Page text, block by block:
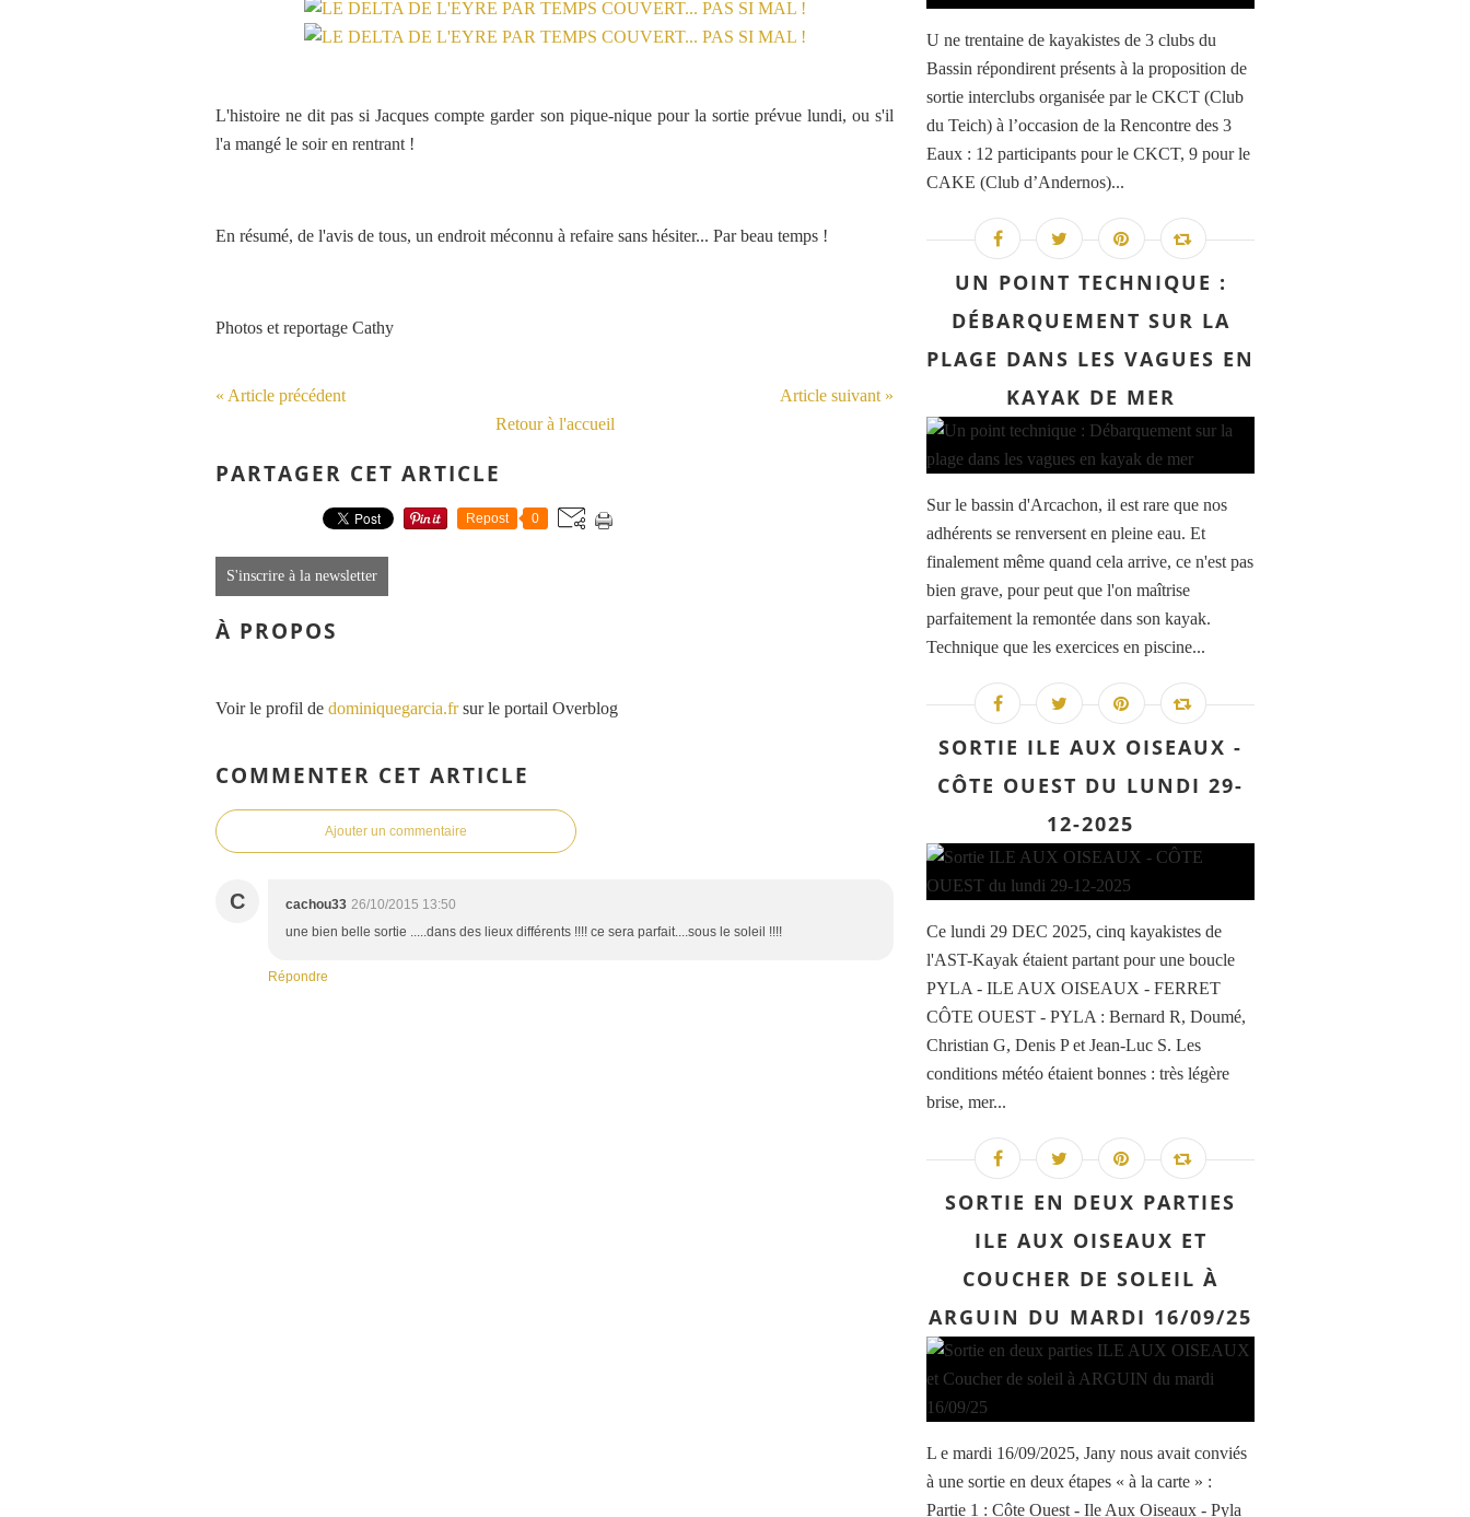
L'histoire ne dit pas si Jacques compte garder son pique-nique pour la sortie prévue lundi, ou s'il
l'a mangé le soir en rentrant !
En résumé, de l'avis de tous, un endroit méconnu à refaire sans hésiter... Par beau temps !
Photos et reportage Cathy
« Article précédent
Article suivant »
Retour à l'accueil
PARTAGER CET ARTICLE
Repost 0
S'inscrire à la newsletter
À PROPOS
Voir le profil de dominiquegarcia.frsur le portail Overblog
COMMENTER CET ARTICLE
Ajouter un commentaire
C cachou33 26/10/2015 13:50
une bien belle sortie .....dans des lieux différents !!!! ce sera parfait....sous le soleil !!!!
Répondre
U ne trentaine de kayakistes de 3 clubs du
Bassin répondirent présents à la proposition de
sortie interclubs organisée par le CKCT (Club
du Teich) à l’occasion de la Rencontre des 3
Eaux : 12 participants pour le CKCT, 9 pour le
CAKE (Club d’Andernos)...
UN POINT TECHNIQUE :
DÉBARQUEMENT SUR LA
PLAGE DANS LES VAGUES EN
KAYAK DE MER
Sur le bassin d'Arcachon, il est rare que nos
adhérents se renversent en pleine eau. Et
finalement même quand cela arrive, ce n'est pas
bien grave, pour peut que l'on maîtrise
parfaitement la remontée dans son kayak.
Technique que les exercices en piscine...
SORTIE ILE AUX OISEAUX -
CÔTE OUEST DU LUNDI 29-
12-2025
Ce lundi 29 DEC 2025, cinq kayakistes de
l'AST-Kayak étaient partant pour une boucle
PYLA - ILE AUX OISEAUX - FERRET
CÔTE OUEST - PYLA : Bernard R, Doumé,
Christian G, Denis P et Jean-Luc S. Les
conditions météo étaient bonnes : très légère
brise, mer...
SORTIE EN DEUX PARTIES
ILE AUX OISEAUX ET
COUCHER DE SOLEIL À
ARGUIN DU MARDI 16/09/25
L e mardi 16/09/2025, Jany nous avait conviés
à une sortie en deux étapes « à la carte » :
Partie 1 : Côte Ouest - Ile Aux Oiseaux - Pyla